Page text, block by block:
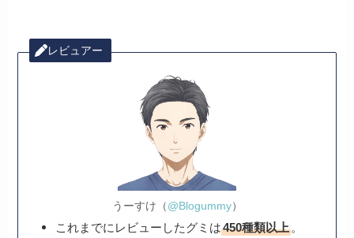
レビュアー
うーすけ（ @Blogummy）
これまでにレビューしたグミは450種類以上 。